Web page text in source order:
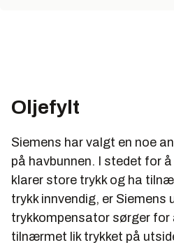
Oljefylt
Siemens har valgt en noe
på havbunnen. I stedet for
klarer store trykk og ha
trykk innvendig, er Siemens
trykkompensator sørger for
tilnærmet lik trykket på